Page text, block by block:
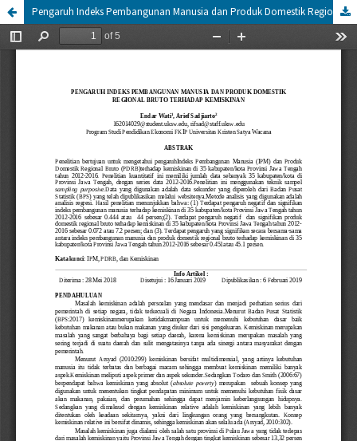
Pengaruh Indeks Pembangunan Manusia dan Produk Domestik Regional Bruto Terhadap Kemiskinan